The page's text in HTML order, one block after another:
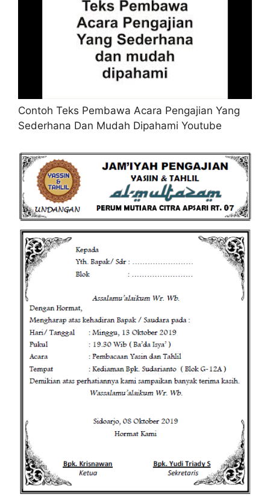
Contoh Teks Pembawa Acara Pengajian Yang
Sederhana Dan Mudah Dipahami Youtube